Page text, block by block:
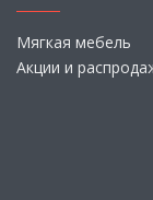
Мягкая мебель
Акции и